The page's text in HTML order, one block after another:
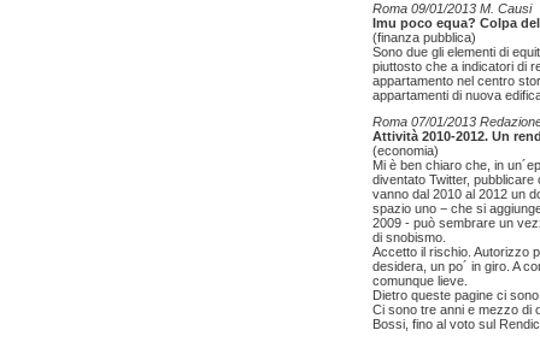
Roma 09/01/2013 M. Causi
Imu poco equa? Colpa
(finanza pubblica)
Sono due gli elementi di
piuttosto che a indicatori di
appartamento nel centro
appartamenti di nuova
Roma 07/01/2013
Attività 2010-2012. Un
(economia)
Mi è ben chiaro che, in
diventato Twitter,
vanno dal 2010 al 2012 un
spazio uno − che si
2009 - può sembrare un
di snobismo.
Accetto il rischio. Autorizzo
desidera, un po´ in giro. A
comunque lieve.
Dietro queste pagine ci
Ci sono tre anni e mezzo di
Bossi, fino al voto sul